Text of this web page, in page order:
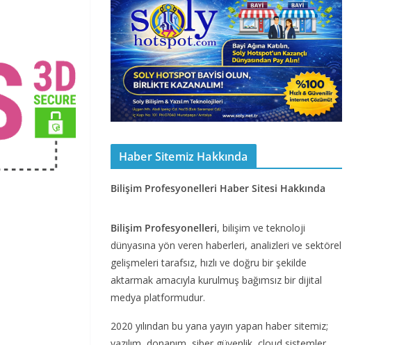
Haber Sitemiz Hakkında
Bilişim Profesyonelleri Haber Sitesi Hakkında
Bilişim Profesyonelleri, bilişim ve teknoloji
dünyasına yön veren haberleri, analizleri ve sektörel
gelişmeleri tarafsız, hızlı ve doğru bir şekilde
aktarmak amacıyla kurulmuş bağımsız bir dijital
medya platformudur.
2020 yılından bu yana yayın yapan haber sitemiz;